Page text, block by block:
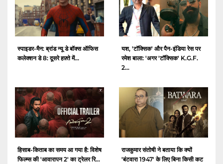
स्पाइडर-मैन: ब्रांड न्यू डे बॉक्स ऑफिस
कलेक्शन डे 8: दूसरे हफ़्ते में...
यश, 'टॉक्सिक' और पैन-इंडिया रेस पर
रमेश बाला: 'अगर 'टॉक्सिक' K.G.F.
2...
हिसाब-किताब का समय आ गया है: विशेष
फिल्म्स की 'आवारापन 2' का ट्रेलर रि...
राजकुमार संतोषी ने बताया कि क्यों
'बंटवारा 1947' के लिए बिना किसी कट